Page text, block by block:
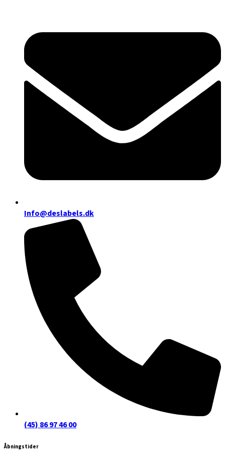
Info@deslabels.dk
(45) 86 97 46 00
Åbningstider